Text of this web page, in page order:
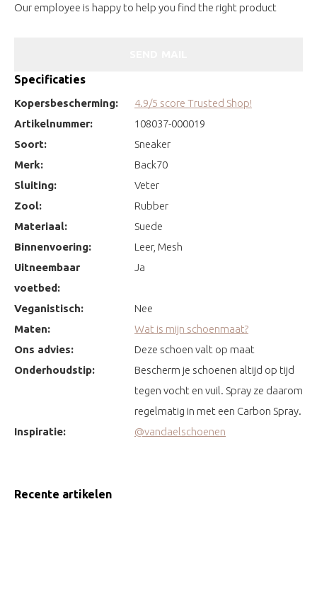
Our employee is happy to help you find the right product
Specificaties
Kopersbescherming:
4.9/5 score Trusted Shop!
Artikelnummer:
108037-000019
Soort:
Sneaker
Merk:
Back70
Sluiting:
Veter
Zool:
Rubber
Materiaal:
Suede
Binnenvoering:
Leer, Mesh
Uitneembaar
voetbed:
Ja
Veganistisch:
Nee
Maten:
Wat is mijn schoenmaat?
Ons advies:
Deze schoen valt op maat
Onderhoudstip:
Bescherm je schoenen altijd op tijd
tegen vocht en vuil. Spray ze daarom
regelmatig in met een Carbon Spray.
Inspiratie:
@vandaelschoenen
Recente artikelen